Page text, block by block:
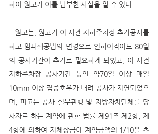
하여 원고가 이를 납부한 사실을 알 수 있다.
   원고는, 원고가 이 사건 지하주차장 추가공사를
하고 암파쇄공법의 변경으로 인하여적어도 80일
의 공사기간이 추가로 필요하게 되었고, 이 사건
지하주차장 공사기간 동안 약70일 이상 매일
10mm 이상 집중호우가 내려 공사가 지연되었으
며, 피고는 공사 실무관행 및 지방자치단체를 당
사자로 하는 계약에 관한 법률 제91조 제2항, 제
4항에 의하여 지체상금이 계약금액의 1/10을 초